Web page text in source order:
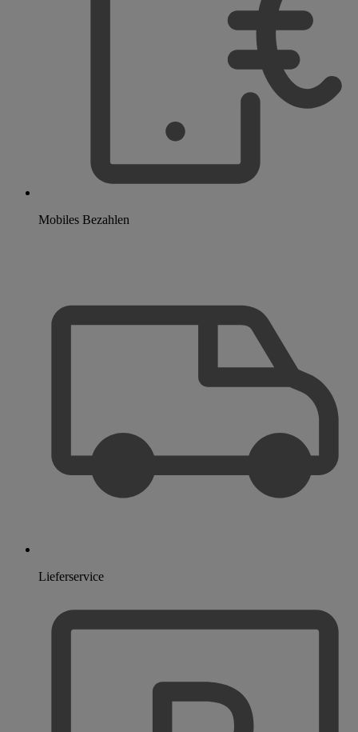
Mobiles Bezahlen
Lieferservice